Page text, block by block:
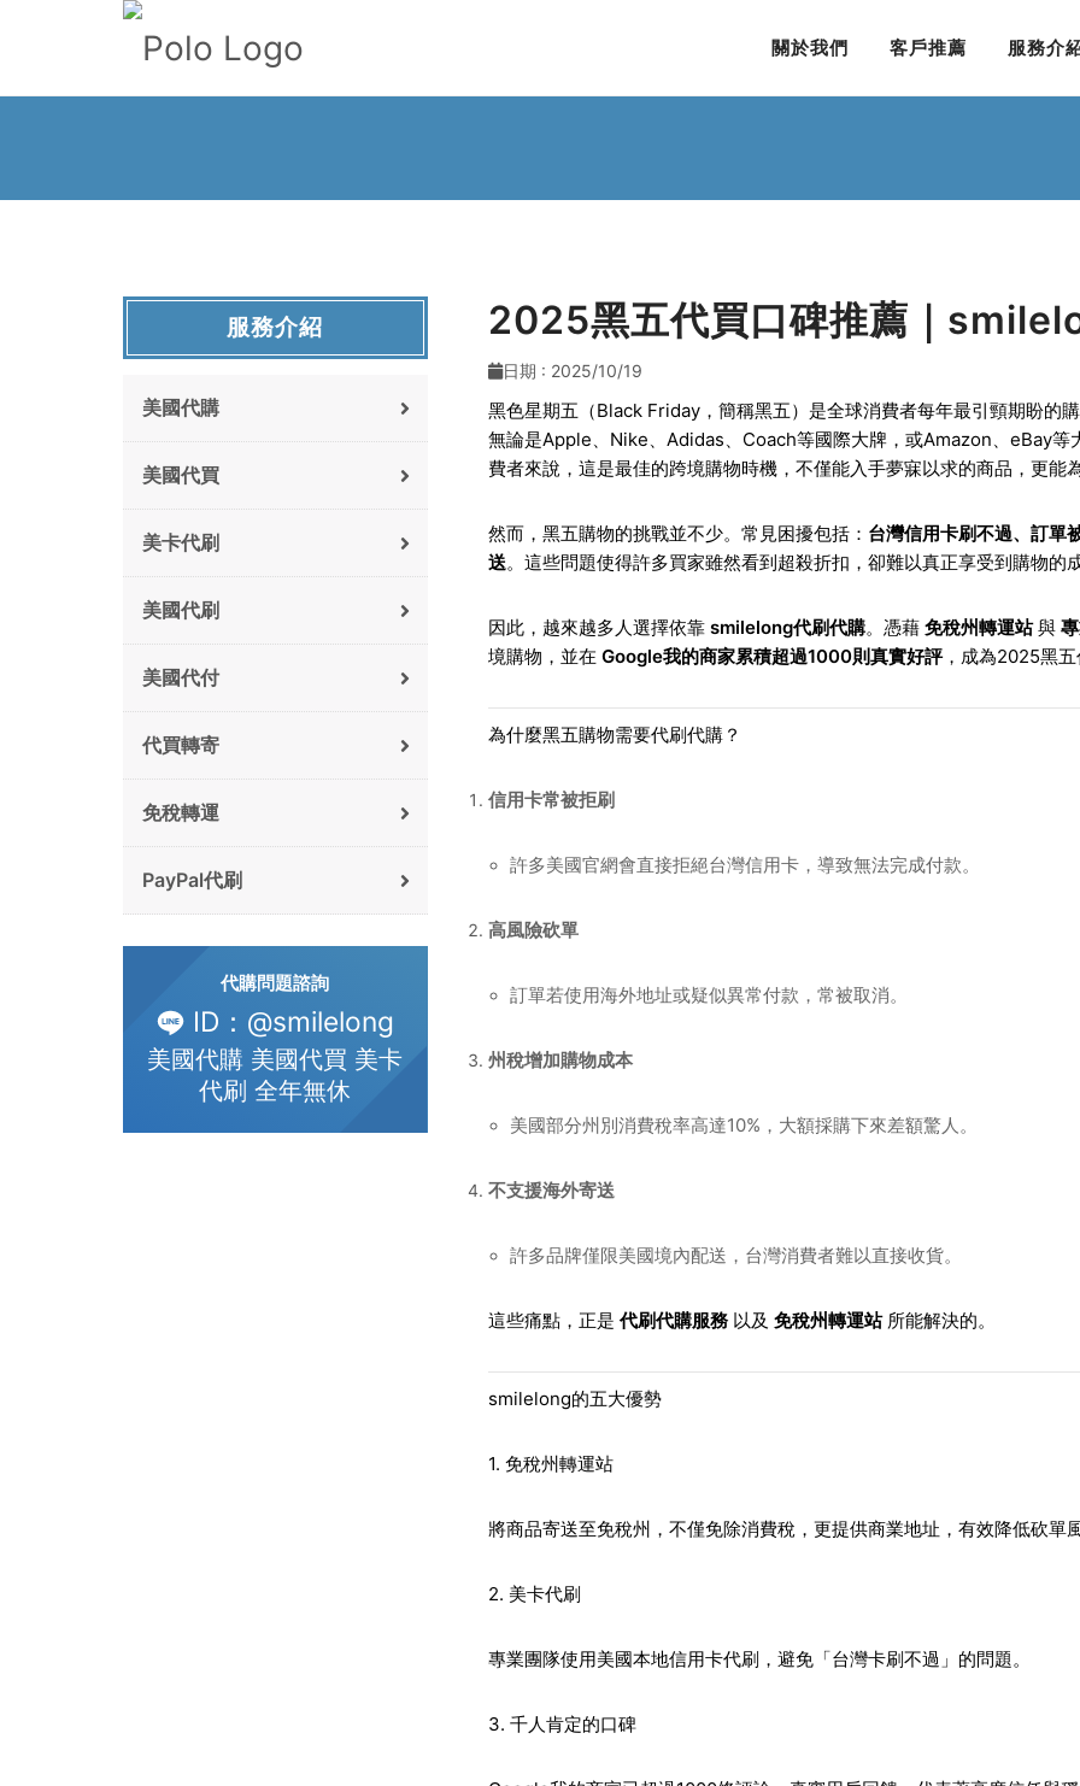
關於我們 客戶推薦 服務介
2025黑五代買口碑推薦｜
日期 : 2025/10/19
黑色星期五（Black Friday，簡稱黑五）是全球消費者每年最引頸期盼的
無論是Apple、Nike、Adidas、Coach等國際大牌，或Amazon、eBay等
費者來說，這是最佳的跨境購物時機，不僅能入手夢寐以求的商品，更能
然而，黑五購物的挑戰並不少。常見困擾包括： 台灣信用卡刷不過、訂單
送。這些問題使得許多買家雖然看到超殺折扣，卻難以真正享受到購物的
因此，越來越多人選擇依靠 smilelong代刷代購。憑藉 免稅州轉運站與
境購物，並在 Google我的商家累積超過1000則真實好評，成為2025黑
為什麼黑五購物需要代刷代購？
信用卡常被拒刷
許多美國官網會直接拒絕台灣信用卡，導致無法完成付款。
高風險砍單
訂單若使用海外地址或疑似異常付款，常被取消。
州稅增加購物成本
美國部分州別消費稅率高達10%，大額採購下來差額驚人。
不支援海外寄送
許多品牌僅限美國境內配送，台灣消費者難以直接收貨。
這些痛點，正是 代刷代購服務以及 免稅州轉運站所能解決的。
smilelong的五大優勢
1. 免稅州轉運站
將商品寄送至免稅州，不僅免除消費稅，更提供商業地址，有效降低砍單
2. 美卡代刷
專業團隊使用美國本地信用卡代刷，避免「台灣卡刷不過」的問題。
3. 千人肯定的口碑
服務介紹
美國代購
美國代買
美卡代刷
美國代刷
美國代付
代買轉寄
免稅轉運
PayPal代刷
代購問題諮詢
ID：@smilelong
美國代購 美國代買 美卡
代刷 全年無休